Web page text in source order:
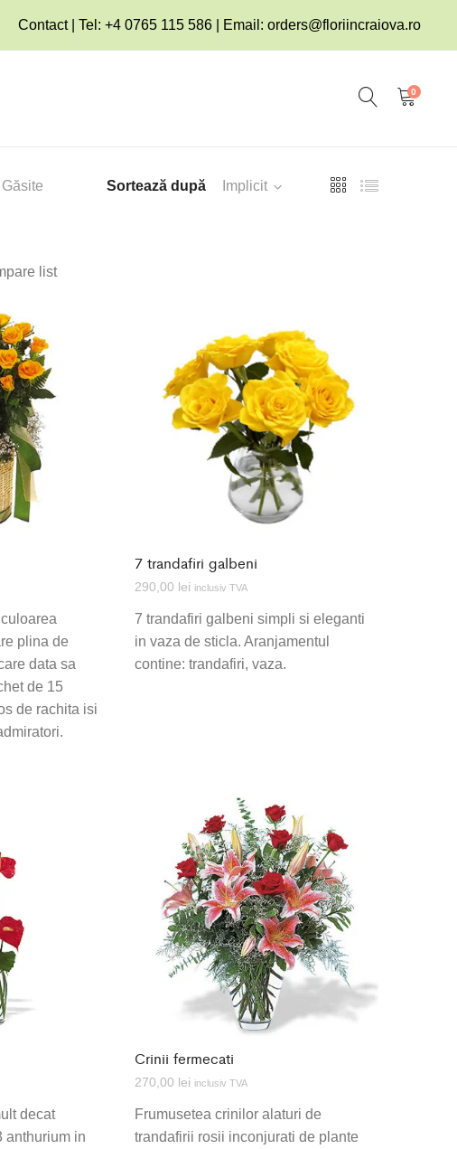
Contact | Tel: +4 0765 115 586 | Email: orders@floriincraiova.ro
0
Sortează după Implicit
list
plina de
data sa
de 15
de rachita isi
7 trandafiri galbeni
290,00 lei inclusiv TVA
7 trandafiri galbeni simpli si eleganti
in vaza de sticla. Aranjamentul
contine: trandafiri, vaza.
decat
anthurium in
Crinii fermecati
270,00 lei inclusiv TVA
Frumusetea crinilor alaturi de
trandafirii rosii inconjurati de plante